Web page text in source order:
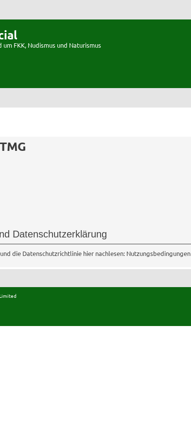
um FKK, Nudismus und Naturismus
Datenschutzerklärung
die Datenschutzrichtlinie hier nachlesen: Nutzungsbedingungen